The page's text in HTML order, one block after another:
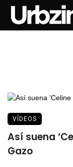
VÍDEOS
Así suena
Gazo